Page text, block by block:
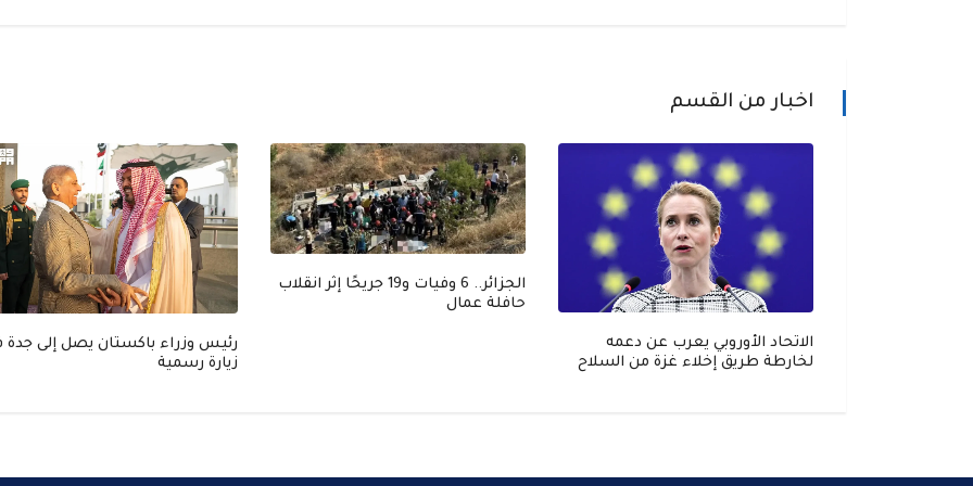
اخبار من القسم
الاتحاد الأوروبي يعرب عن دعمه
لخارطة طريق إخلاء غزة من السلاح
الجزائر.. 6 وفيات و19 جريحًا إثر انقلاب
حافلة عمال
رئيس وزراء باكستان يصل إلى جدة
زيارة رسمية